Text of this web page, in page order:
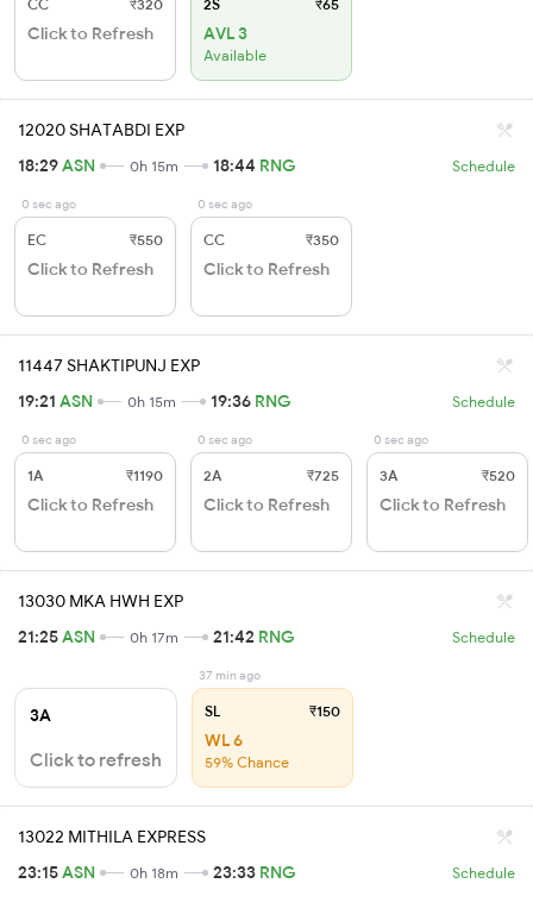
CC ₹320
Click to Refresh
2S ₹65
AVL 3
Available
12020 SHATABDI EXP
18:29ASN 0h 15m 18:44 RNG Schedule
0 sec ago
EC ₹550
Click to Refresh
0 sec ago
CC ₹350
Click to Refresh
11447 SHAKTIPUNJ EXP
19:21 ASN 0h 15m 19:36 RNG Schedule
0 sec ago
1A ₹1190
Click to Refresh
0 sec ago
2A ₹725
Click to Refresh
0 sec ago
3A ₹520
Click to Refresh
13030 MKA HWH EXP
21:25ASN 0h 17m 21:42 RNG Schedule
3A
Click to refresh
37 min ago
SL ₹150
WL 6
59% Chance
13022 MITHILA EXPRESS
23:15ASN 0h 18m 23:33 RNG Schedule